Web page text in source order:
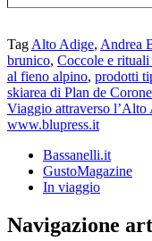
Tag Alto Adige, Andrea
brunico, Coccole e
al fieno alpino, prodotti
skiarea di Plan de
Viaggio attraverso l’Alto
www.blupress.it
Bassanelli.it
GustoMagazine
In viaggio
Navigazione